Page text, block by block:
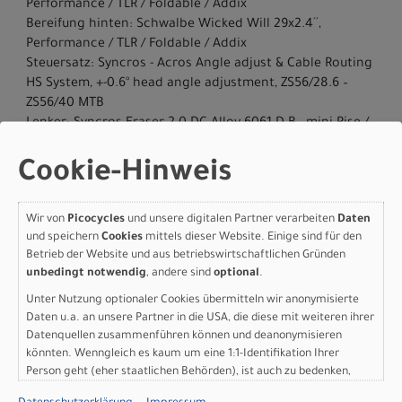
Performance / TLR / Foldable / Addix
Bereifung hinten: Schwalbe Wicked Will 29x2.4´´,
Performance / TLR / Foldable / Addix
Steuersatz: Syncros - Acros Angle adjust & Cable Routing
HS System, +-0.6° head angle adjustment, ZS56/28.6 –
ZS56/40 MTB
Lenker: Syncros Fraser 2.0 DC Alloy 6061 D.B., mini Rise /
Vorbau: Syncros DC 3.0, Syncros Cable Integration
System, 0° rise / 6061 Alloy / 31.8mm / 1 1/8´´
Griffe: Syncros Performance XC lock-on grips
Remote System: SCOTT TwinLoc 2 Technology,
Suspension & Dropper Remote, 3 Suspension modes
Sattel: Syncros Tofino 2.5 Regular
Sattelstütze: Syncros Duncan Dropper Post 2.5, 31.6mm /
S & M size 125mm / L size 150mm / XL size 170mm
Gewicht: 14,95 kg
Empfehlung Mindestgröße: 170 cm
Empfehlung Maximalgröße: 180 cm
Zulässiges Gesamtgewicht: 128 kg
Cookie-Hinweis
Wir von Picocycles und unsere digitalen Partner verarbeiten Daten
und speichern Cookies mittels dieser Website. Einige sind für den
Betrieb der Website und aus betriebswirtschaftlichen Gründen
unbedingt notwendig, andere sind optional.
Unter Nutzung optionaler Cookies übermitteln wir anonymisierte
Daten u.a. an unsere Partner in die USA, die diese mit weiteren ihrer
Datenquellen zusammenführen können und deanonymisieren
könnten. Wenngleich es kaum um eine 1:1-Identifikation Ihrer
Person geht (eher staatlichen Behörden), ist auch zu bedenken,